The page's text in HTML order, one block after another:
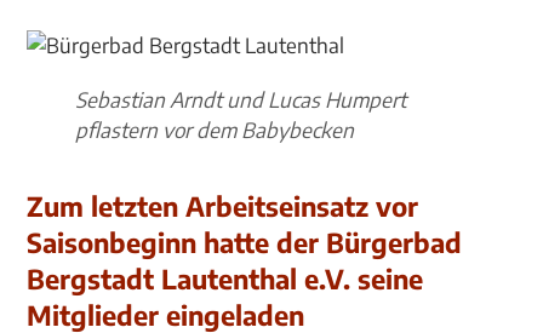
Sebastian Arndt und Lucas Humpert
pflastern vor dem Babybecken
Zum letzten Arbeitseinsatz vor
Saisonbeginn hatte der Bürgerbad
Bergstadt Lautenthal e.V. seine
Mitglieder eingeladen